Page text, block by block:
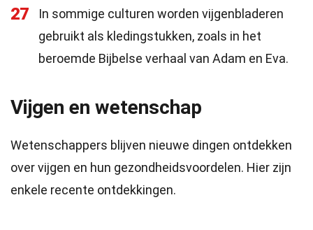
27
In sommige culturen worden vijgenbladeren
gebruikt als kledingstukken, zoals in het
beroemde Bijbelse verhaal van Adam en Eva.
Vijgen en wetenschap
Wetenschappers blijven nieuwe dingen ontdekken
over vijgen en hun gezondheidsvoordelen. Hier zijn
enkele recente ontdekkingen.